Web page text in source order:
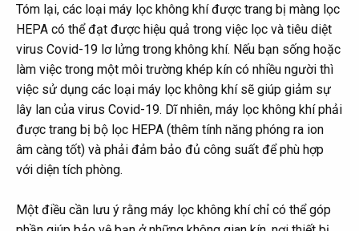
Tóm lại, các loại máy lọc không khí được trang bị màng lọc
HEPA có thể đạt được hiệu quả trong việc lọc và tiêu diệt
virus Covid-19 lơ lửng trong không khí. Nếu bạn sống hoặc
làm việc trong một môi trường khép kín có nhiều người thì
việc sử dụng các loại máy lọc không khí sẽ giúp giảm sự
lây lan của virus Covid-19. Dĩ nhiên, máy lọc không khí phải
được trang bị bộ lọc HEPA (thêm tính năng phóng ra ion
âm càng tốt) và phải đảm bảo đủ công suất để phù hợp
với diện tích phòng.
Một điều cần lưu ý rằng máy lọc không khí chỉ có thể góp